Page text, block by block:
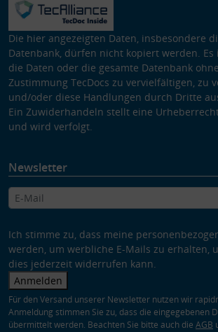
Die hier angezeigten Daten, insbesondere
Datenbank, dürfen nicht kopiert werden. Es
die Daten oder die gesamte Datenbank
Zustimmung TecDocs zu vervielfältigen, zu
und/oder diese Handlungen durch Dritte
Ein Zuwiderhandeln stellt eine
und wird verfolgt.
Newsletter
Ich stimme zu, dass meine
werden, um werbliche E-Mails zu erhalten,
dies jederzeit widerrufen kann.
Anmelden
Für den Versand unserer Newsletter nutzen wir
Anmeldung stimmen Sie zu, dass die eingegebenen
übermittelt werden. Beachten Sie bitte auch die AGB